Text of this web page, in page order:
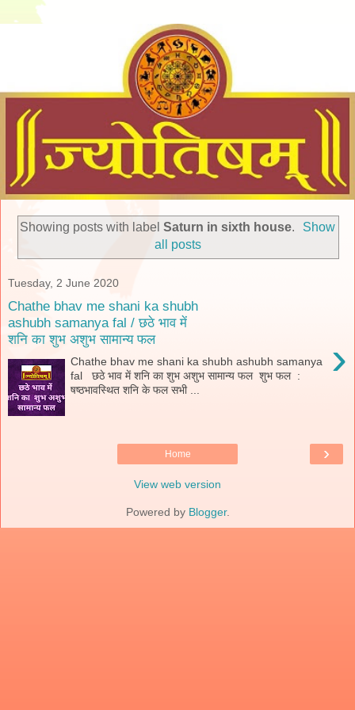
Showing posts with label Saturn in sixth house.
Show
all posts
Tuesday, 2 June 2020
Chathe bhav me shani ka shubh
ashubh samanya fal / छठे भाव में
शनि का शुभ अशुभ सामान्य फल
›
Chathe bhav me shani ka shubh ashubh samanya
fal छठे भाव में शनि का शुभ अशुभ सामान्य फल शुभ फल :
षष्ठभावस्थित शनि के फल सभी ...
›
Home
View web version
Powered by Blogger.